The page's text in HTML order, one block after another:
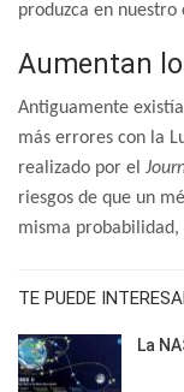
produzca en
Aumentan
Antiguamente
más errores con la
realizado por el
riesgos de que un
misma probabilidad,
TE PUEDE
La